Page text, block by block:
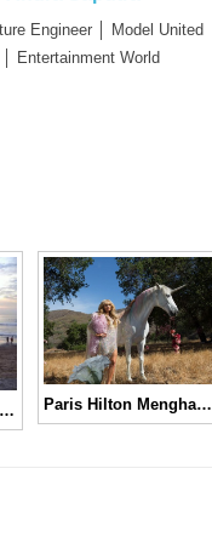
Engineer │ Model United
Entertainment World
Intip Keseruan Paris Hilton Berlibur di Pulau Dewata, Bali Paris Hilton Menghadirkan Kuda Unicorn untuk Video “Come Alive”